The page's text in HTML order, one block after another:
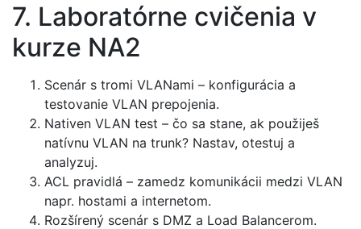
7. Laboratórne cvičenia v
kurze NA2
Scenár s tromi VLANami – konfigurácia a
testovanie VLAN prepojenia.
Nativen VLAN test – čo sa stane, ak použiješ
natívnu VLAN na trunk? Nastav, otestuj a
analyzuj.
ACL pravidlá – zamedz komunikácii medzi VLAN
napr. hostami a internetom.
Rozšírený scenár s DMZ a Load Balancerom.